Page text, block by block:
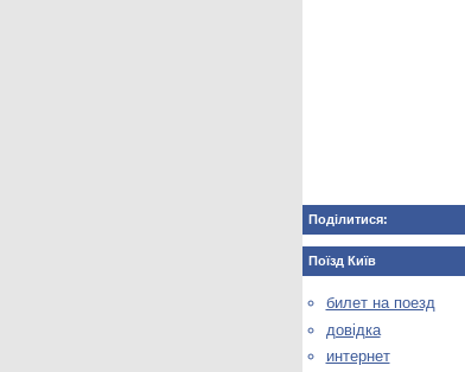
Поділитися:
Поїзд Київ
билет на поезд
довідка
интернет